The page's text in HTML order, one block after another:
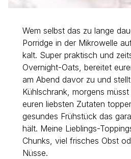
Wem selbst das zu lange
Porridge in der Mikrowelle
kalt. Super praktisch und
Overnight-Oats, bereitet
am Abend davor zu und
Kühlschrank, morgens
euren liebsten Zutaten
gesundes Frühstück das
hält. Meine Lieblings-
Chunks, viel frisches Obst
Nüsse.